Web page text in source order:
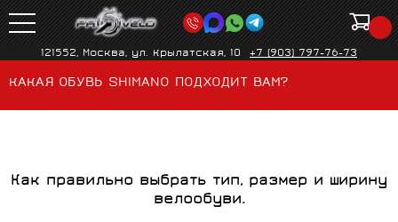
121552, Москва, ул. Крылатская, 10 +7 (903) 797-76-73
КАКАЯ ОБУВЬ SHIMANO ПОДХОДИТ ВАМ?
Как правильно выбрать тип, размер и ширину
велообуви.